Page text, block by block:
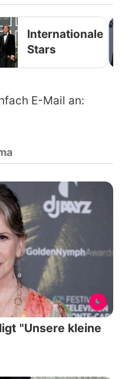
Internationale
Stars
E-Mail an:
"Unsere kleine